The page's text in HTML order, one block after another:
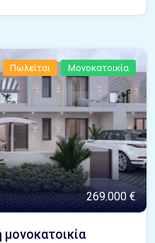
Πωλείται Μονοκατοικία
269.000 €